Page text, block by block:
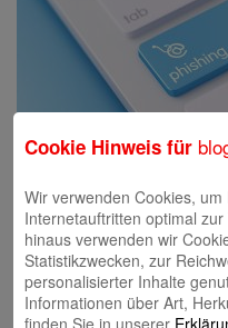
image…
Schreibe einen
Deine E-Mail-Adresse wird
sind mit*markiert
Cookie Hinweis für
Wir verwenden Cookies,
Internetauftritten optimal
hinaus verwenden wir
Statistikzwecken, zur
personalisierter Inhalte
Informationen über Art,
finden Sie in unserer